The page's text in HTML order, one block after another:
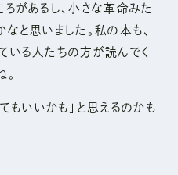
があるし、小さな革命みた
と思いました。私の本も、
いる人たちの方が読んでく
もいいかも」と思えるのかも